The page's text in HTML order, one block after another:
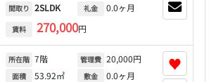
間取り 2SLDK
賃料 270,000円
礼金 0.0ヶ月
所在階 7階
面積 53.92㎡
管理費 20,000円
敷金 0.0ヶ月
♥